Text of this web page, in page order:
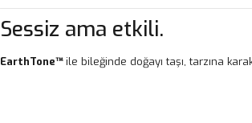
Sessiz ama etkili.
EarthTone™ile bileğinde doğayı taşı, tarzına